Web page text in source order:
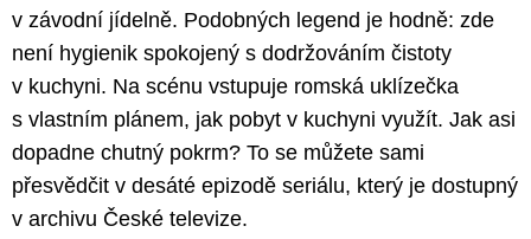
v závodní jídelně. Podobných legend je hodně: zde
není hygienik spokojený s dodržováním čistoty
v kuchyni. Na scénu vstupuje romská uklízečka
s vlastním plánem, jak pobyt v kuchyni využít. Jak asi
dopadne chutný pokrm? To se můžete sami
přesvědčit v desáté epizodě seriálu, který je dostupný
v archivu České televize.